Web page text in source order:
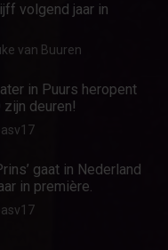
volgend jaar in
van Buuren
in Puurs heropent
deuren!
gaat in Nederland
in première.